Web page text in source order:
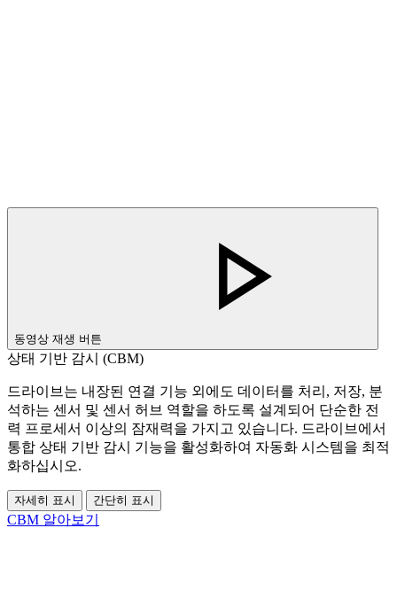
동영상 재생 버튼
상태 기반 감시 (CBM)
드라이브는 내장된 연결 기능 외에도 데이터를 처리, 저장, 분
석하는 센서 및 센서 허브 역할을 하도록 설계되어 단순한 전
력 프로세서 이상의 잠재력을 가지고 있습니다. 드라이브에서
통합 상태 기반 감시 기능을 활성화하여 자동화 시스템을 최적
화하십시오.
자세히 표시 간단히 표시
CBM 알아보기